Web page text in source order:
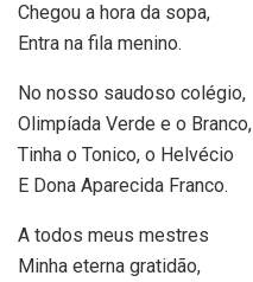
Chegou a hora da sopa,
Entra na fila menino.
No nosso saudoso colégio,
Olimpíada Verde e o Branco,
Tinha o Tonico, o Helvécio
E Dona Aparecida Franco.
A todos meus mestres
Minha eterna gratidão,